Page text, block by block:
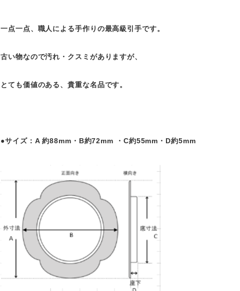
一点一点、職人による手作りの最高級引手です。
古い物なので汚れ・クスミがありますが、
とても価値のある、貴重な名品です。
●サイズ：A 約88mm・B約72mm ・C約55mm・D約5mm